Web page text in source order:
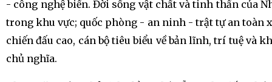
- công nghệ biển. Đời sống vật chất và tinh thần của
trong khu vực; quốc phòng - an ninh - trật tự an toàn
chiến đấu cao, cán bộ tiêu biểu về bản lĩnh, trí tuệ và
chủ nghĩa.